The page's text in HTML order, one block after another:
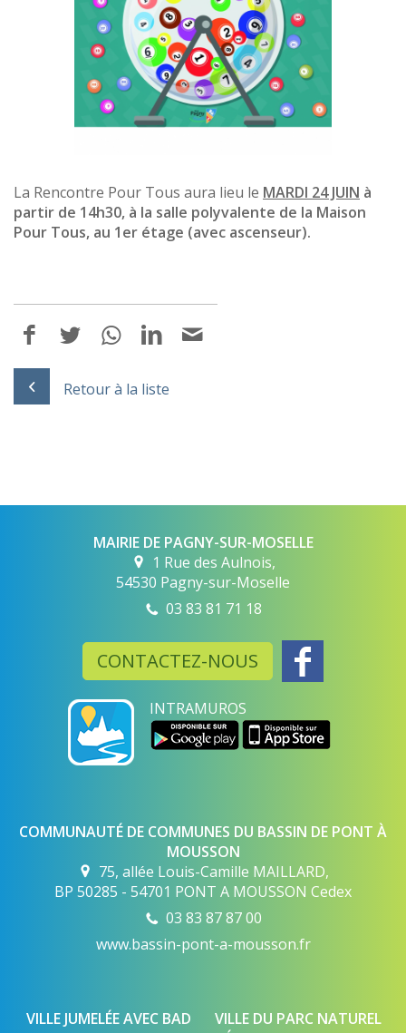
La Rencontre Pour Tous aura lieu le MARDI 24 JUIN à
partir de 14h30, à la salle polyvalente de la Maison
Pour Tous, au 1er étage (avec ascenseur).
Retour à la liste
MAIRIE DE PAGNY-SUR-MOSELLE
1 Rue des Aulnois,
54530 Pagny-sur-Moselle
03 83 81 71 18
CONTACTEZ-NOUS
INTRAMUROS
COMMUNAUTÉ DE COMMUNES DU BASSIN DE PONT À
MOUSSON
75, allée Louis-Camille MAILLARD,
BP 50285 - 54701 PONT A MOUSSON Cedex
03 83 87 87 00
www.bassin-pont-a-mousson.fr
VILLE JUMELÉE AVEC BAD
VILLE DU PARC NATUREL